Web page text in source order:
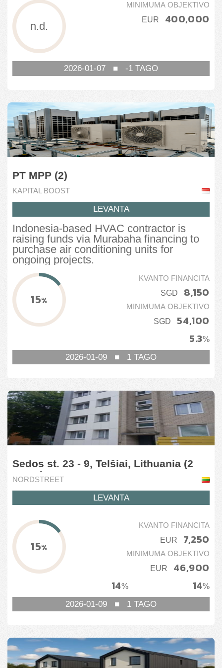
Nederlando
Singapuro
Tutmonde
Unuiĝintaj Statoj Amerikaj
Opstart
ROCKETS Investments
StartEngine
Trusters
Urbanitae
Vojaĝado
n.d.
MINIMUMA OBJEKTIVO
EUR 400,000
2026-01-07 ■ -1 TAGO
PT MPP (2)
KAPITAL BOOST
LEVANTA
Indonesia-based HVAC contractor is
raising funds via Murabaha financing to
purchase air conditioning units for
ongoing projects.
15%
KVANTO FINANCITA
SGD 8,150
MINIMUMA OBJEKTIVO
SGD
54,100
5.3%
2026-01-09 ■ 1 TAGO
Sedos st. 23 - 9, Telšiai, Lithuania (2
stage)
NORDSTREET
LEVANTA
15%
KVANTO FINANCITA
EUR 7,250
MINIMUMA OBJEKTIVO
EUR
46,900
14%
14%
2026-01-09 ■ 1 TAGO